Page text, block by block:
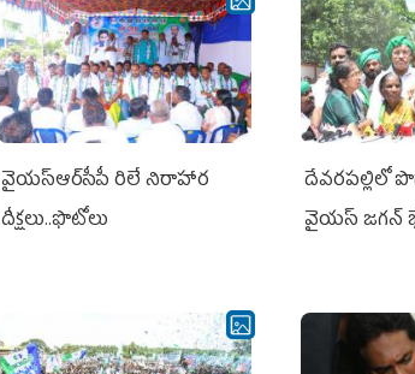
వైయ‌స్ఆర్‌సీపీ రిలే నిరాహార
దీక్షలు..ఫొటోలు
దేవరపల్లిలో
వైయస్ జగన్